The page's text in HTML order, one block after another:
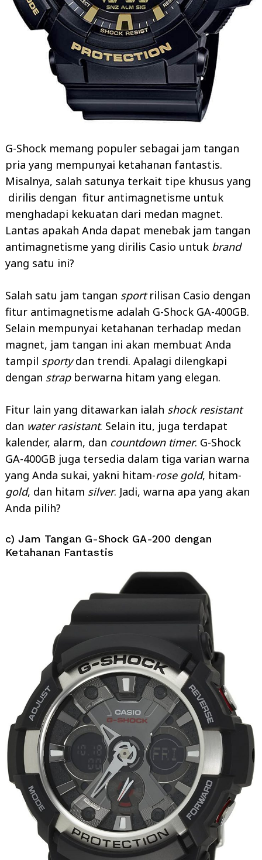
G-Shock memang populer sebagai jam tangan
pria yang mempunyai ketahanan fantastis.
Misalnya, salah satunya terkait tipe khusus yang
dirilis dengan fitur antimagnetisme untuk
menghadapi kekuatan dari medan magnet.
Lantas apakah Anda dapat menebak jam tangan
antimagnetisme yang dirilis Casio untuk brand
yang satu ini?
Salah satu jam tangan sportrilisan Casio dengan
fitur antimagnetisme adalah G-Shock GA-400GB.
Selain mempunyai ketahanan terhadap medan
magnet, jam tangan ini akan membuat Anda
tampil sportydan trendi. Apalagi dilengkapi
dengan strapberwarna hitam yang elegan.
Fitur lain yang ditawarkan ialah shock resistant
dan water rasistant. Selain itu, juga terdapat
kalender, alarm, dan countdown timer. G-Shock
GA-400GB juga tersedia dalam tiga varian warna
yang Anda sukai, yakni hitam-rose gold, hitam-
gold, dan hitam silver. Jadi, warna apa yang akan
Anda pilih?
c) Jam Tangan G-Shock GA-200 dengan
Ketahanan Fantastis